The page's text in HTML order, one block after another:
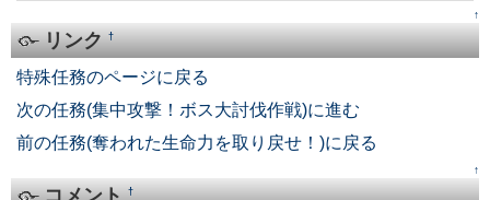
↑
リンク†
特殊任務のページに戻る
次の任務(集中攻撃！ボス大討伐作戦)に進む
前の任務(奪われた生命力を取り戻せ！)に戻る
↑
コメント†